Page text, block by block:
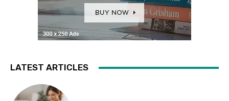
LATEST ARTICLES